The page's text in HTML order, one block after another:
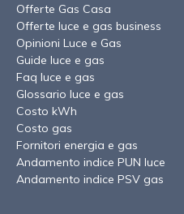
Offerte Gas Casa
Offerte luce e gas business
Opinioni Luce e Gas
Guide luce e gas
Faq luce e gas
Glossario luce e gas
Costo kWh
Costo gas
Fornitori energia e gas
Andamento indice PUN luce
Andamento indice PSV gas